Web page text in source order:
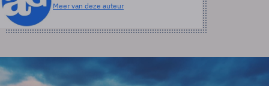
Meer van deze auteur